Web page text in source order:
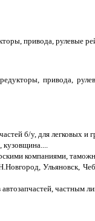
привода, рулевые
привода,
б/у, для легковых и
кузовщина....
компаниями,
Ульяновск,
автозапчастей, частным